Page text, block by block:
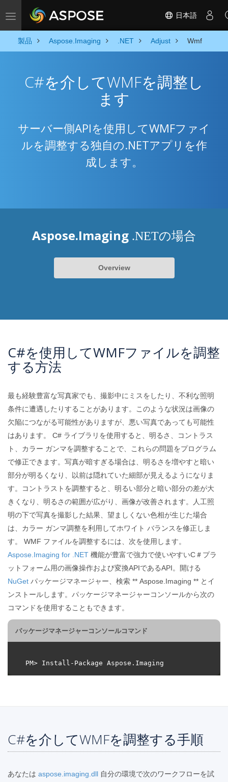
Toggle navigation 日本語
製品 Aspose.Imaging .NET Adjust Wmf
C#を介してWMFを調整し
ます
サーバー側APIを使用してWMFファイ
ルを調整する独自の.NETアプリを作
成します。
Aspose.Imaging .NETの場合
Overview
C#を使用してWMFファイルを調整
する方法
最も経験豊富な写真家でも、撮影中にミスをしたり、不利な照明
条件に遭遇したりすることがあります。このような状況は画像の
欠陥につながる可能性がありますが、悪い写真であっても可能性
はあります。 C# ライブラリを使用すると、明るさ、コントラス
ト、カラー ガンマを調整することで、これらの問題をプログラム
で修正できます。写真が暗すぎる場合は、明るさを増やすと暗い
部分が明るくなり、以前は隠れていた細部が見えるようになりま
す。コントラストを調整すると、明るい部分と暗い部分の差が大
きくなり、明るさの範囲が広がり、画像が改善されます。人工照
明の下で写真を撮影した結果、望ましくない色相が生じた場合
は、カラー ガンマ調整を利用してホワイト バランスを修正しま
す。 WMF ファイルを調整するには、次を使用します。
Aspose.Imaging for .NET 機能が豊富で強力で使いやすいC＃プラ
ットフォーム用の画像操作および変換APIであるAPI。開ける
NuGet パッケージマネージャー、検索 ** Aspose.Imaging ** とイ
ンストールします。パッケージマネージャーコンソールから次の
コマンドを使用することもできます。
パッケージマネージャーコンソールコマンド
C#を介してWMFを調整する手順
あなたは aspose.imaging.dll 自分の環境で次のワークフローを試